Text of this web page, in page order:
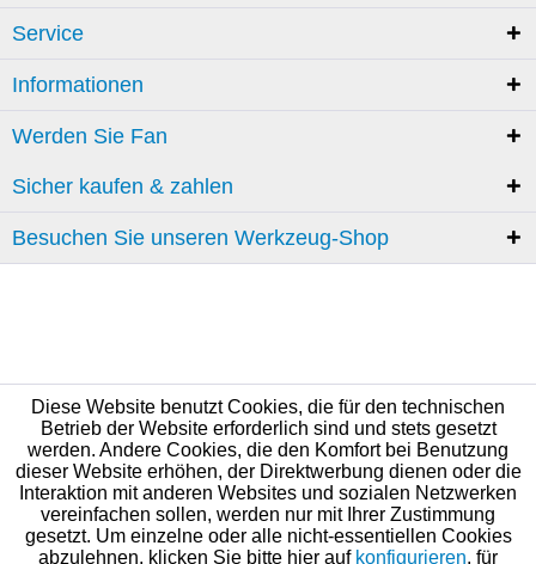
Service
Informationen
Werden Sie Fan
Sicher kaufen & zahlen
Besuchen Sie unseren Werkzeug-Shop
Diese Website benutzt Cookies, die für den technischen
Betrieb der Website erforderlich sind und stets gesetzt
werden. Andere Cookies, die den Komfort bei Benutzung
dieser Website erhöhen, der Direktwerbung dienen oder die
Interaktion mit anderen Websites und sozialen Netzwerken
vereinfachen sollen, werden nur mit Ihrer Zustimmung
gesetzt. Um einzelne oder alle nicht-essentiellen Cookies
abzulehnen, klicken Sie bitte hier auf konfigurieren, für